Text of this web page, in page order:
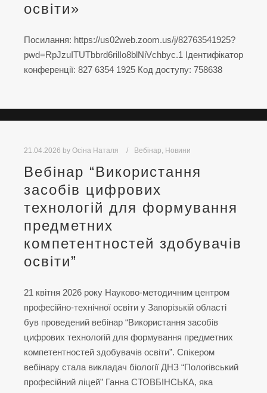
освіти»
Посилання: https://us02web.zoom.us/j/82763541925?
pwd=RpJzuITUTbbrd6rilIo8blNiVchbyc.1 Ідентифікатор
конференції: 827 6354 1925 Код доступу: 758638
21.04.2026 by Осіна Наталя Вебінар Новини
Вебінар “Використання
засобів цифрових
технологій для формування
предметних
компетентностей здобувачів
освіти”
21 квітня 2026 року Науково-методичним центром
професійно-технічної освіти у Запорізькій області
був проведений вебінар “Використання засобів
цифрових технологій для формування предметних
компетентностей здобувачів освіти”. Спікером
вебінару стала викладач біології ДНЗ “Пологівський
професійний ліцей” Ганна СТОВБІНСЬКА, яка